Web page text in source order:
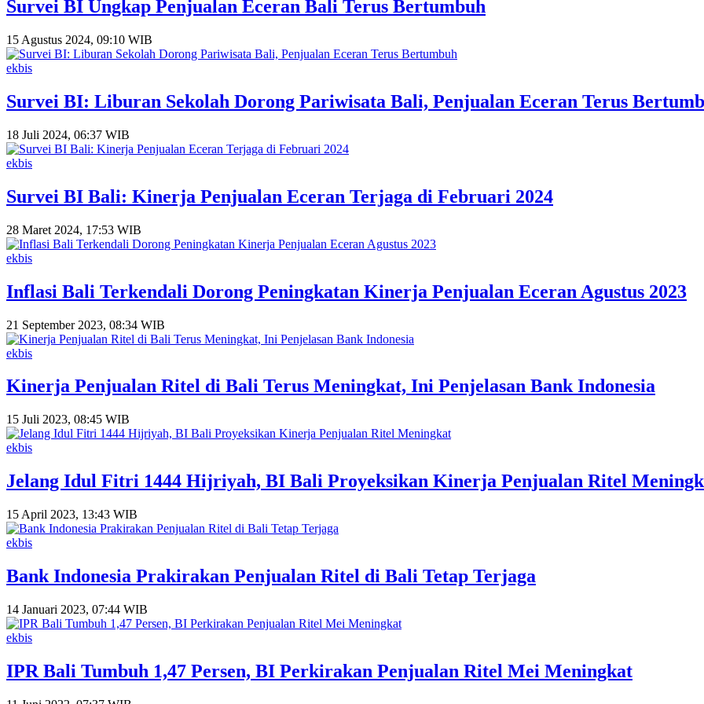
Survei BI Ungkap Penjualan Eceran Bali Terus Bertumbuh
15 Agustus 2024, 09:10 WIB
ekbis
Survei BI: Liburan Sekolah Dorong Pariwisata Bali, Penjualan Eceran Terus
18 Juli 2024, 06:37 WIB
ekbis
Survei BI Bali: Kinerja Penjualan Eceran Terjaga di Februari 2024
28 Maret 2024, 17:53 WIB
ekbis
Inflasi Bali Terkendali Dorong Peningkatan Kinerja Penjualan Eceran Agustus 2023
21 September 2023, 08:34 WIB
ekbis
Kinerja Penjualan Ritel di Bali Terus Meningkat, Ini Penjelasan Bank Indonesia
15 Juli 2023, 08:45 WIB
ekbis
Jelang Idul Fitri 1444 Hijriyah, BI Bali Proyeksikan Kinerja Penjualan Ritel
15 April 2023, 13:43 WIB
ekbis
Bank Indonesia Prakirakan Penjualan Ritel di Bali Tetap Terjaga
14 Januari 2023, 07:44 WIB
ekbis
IPR Bali Tumbuh 1,47 Persen, BI Perkirakan Penjualan Ritel Mei Meningkat